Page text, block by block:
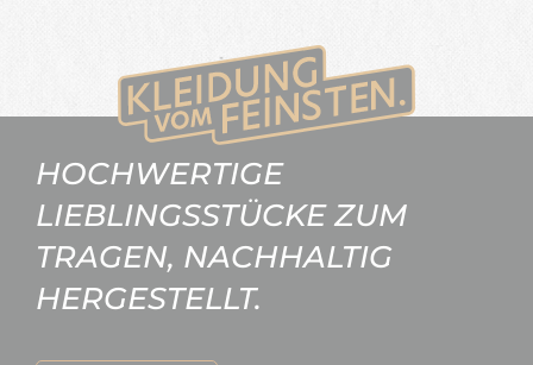
HOCHWERTIGE
LIEBLINGSSTÜCKE ZUM
TRAGEN, NACHHALTIG
HERGESTELLT.